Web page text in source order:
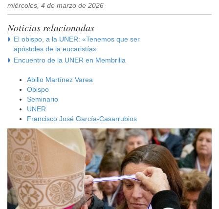
miércoles, 4 de marzo de 2026
Noticias relacionadas
El obispo, a la UNER: «Tenemos que ser
apóstoles de la eucaristía»
Encuentro de la UNER en Membrilla
Abilio Martínez Varea
Obispo
Seminario
UNER
Francisco José García-Casarrubios